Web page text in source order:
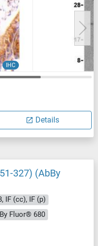
IHC
Details
327) (AbBy
IF (cc), IF (p)
Fluor® 680